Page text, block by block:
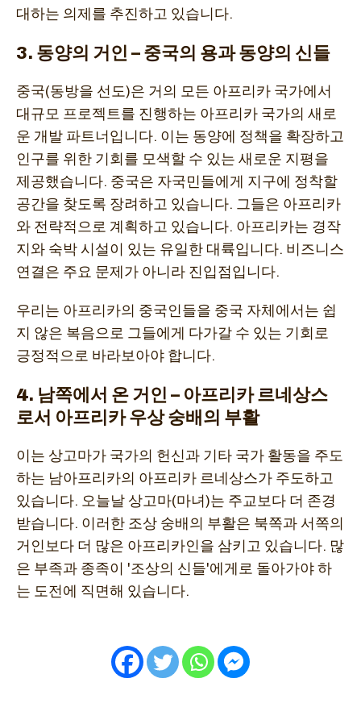
대하는 의제를 추진하고 있습니다.
3. 동양의 거인 – 중국의 용과 동양의 신들
중국(동방을 선도)은 거의 모든 아프리카 국가에서
대규모 프로젝트를 진행하는 아프리카 국가의 새로
운 개발 파트너입니다. 이는 동양에 정책을 확장하고
인구를 위한 기회를 모색할 수 있는 새로운 지평을
제공했습니다. 중국은 자국민들에게 지구에 정착할
공간을 찾도록 장려하고 있습니다. 그들은 아프리카
와 전략적으로 계획하고 있습니다. 아프리카는 경작
지와 숙박 시설이 있는 유일한 대륙입니다. 비즈니스
연결은 주요 문제가 아니라 진입점입니다.
우리는 아프리카의 중국인들을 중국 자체에서는 쉽
지 않은 복음으로 그들에게 다가갈 수 있는 기회로
긍정적으로 바라보아야 합니다.
4. 남쪽에서 온 거인 – 아프리카 르네상스
로서 아프리카 우상 숭배의 부활
이는 상고마가 국가의 헌신과 기타 국가 활동을 주도
하는 남아프리카의 아프리카 르네상스가 주도하고
있습니다. 오늘날 상고마(마녀)는 주교보다 더 존경
받습니다. 이러한 조상 숭배의 부활은 북쪽과 서쪽의
거인보다 더 많은 아프리카인을 삼키고 있습니다. 많
은 부족과 종족이 '조상의 신들'에게로 돌아가야 하
는 도전에 직면해 있습니다.